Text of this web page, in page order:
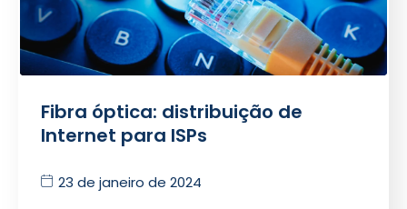
Fibra óptica: distribuição de
Internet para ISPs
23 de janeiro de 2024